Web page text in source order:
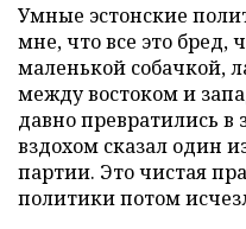
Умные эстонские
мне, что все это бред,
маленькой собачкой,
между востоком и
давно превратились в
вздохом сказал один
партии. Это чистая
политики потом